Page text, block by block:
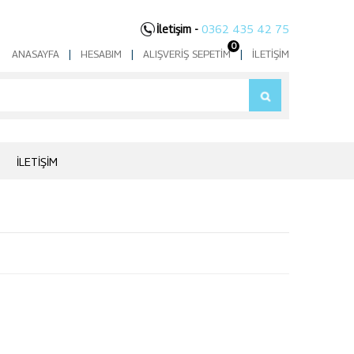
ANASAYFA | HESABIM | ALIŞVERIŞ SEPETIM| İLETIŞIM
İletişim - 0362 435 42 75
0
İLETIŞIM